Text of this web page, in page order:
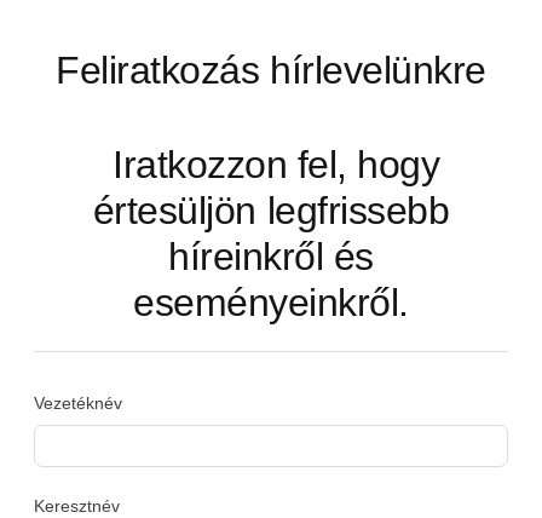
Feliratkozás hírlevelünkre
Iratkozzon fel, hogy
értesüljön legfrissebb
híreinkről és
eseményeinkről.
Vezetéknév
Keresztnév